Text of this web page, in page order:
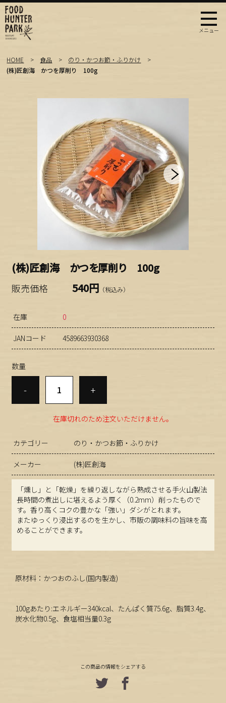
HOME 食品
のり・かつお節・ふりかけ
(株)匠創海 かつを厚削り 100g
(株)匠創海 かつを厚削り 100g
販売価格 540円 （税込み）
在庫 0
JANコード 4589663930368
数量
- +
在庫切れのため注文いただけません。
カテゴリー のり・かつお節・ふりかけ
メーカー (株)匠創海
「燻し」と「乾燥」を繰り返しながら熟成させる手火山製法
長時間の煮出しに堪えるよう厚く（0.2mm）削ったもので
す。香り高くコクの豊かな「強い」ダシがとれます。
またゆっくり浸出するのを生かし、市販の調味料の旨味を高
めることができます。
原材料：かつおのふし(国内製造)
100gあたり:エネルギー340kcal、たんぱく質75.6g、脂質3.4g、
炭水化物0.5g、食塩相当量0.3g
この商品の情報をシェアする